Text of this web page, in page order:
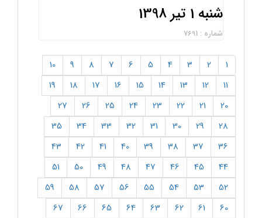
شنبه 1 تیر 1398
شماره : 7691
1
2
3
4
5
6
7
8
9
10
11
12
13
14
15
16
17
18
19
20
21
22
23
24
25
26
27
28
29
30
31
32
33
34
35
36
37
38
39
40
41
42
43
44
45
46
47
48
49
50
51
52
53
54
55
56
57
58
59
60
61
62
63
64
65
66
67